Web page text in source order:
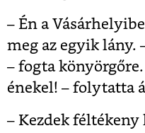
– Én a
meg az egyik lány.
– fogta könyörgőre.
énekel! – folytatta
– Kezdek